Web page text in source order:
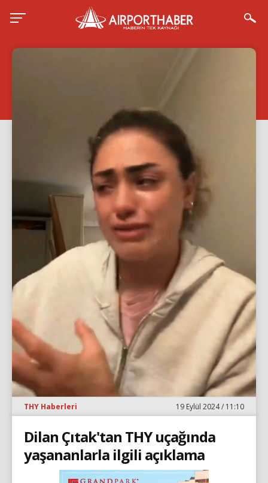
THY Haberleri 19 Eylül 2024 / 11:10
Dilan Çıtak'tan THY uçağında
yaşananlarla ilgili açıklama